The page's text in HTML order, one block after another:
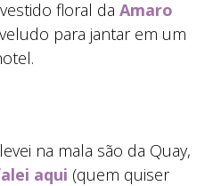
floral da Amaro
para jantar em um
na mala são da Quay,
aqui (quem quiser